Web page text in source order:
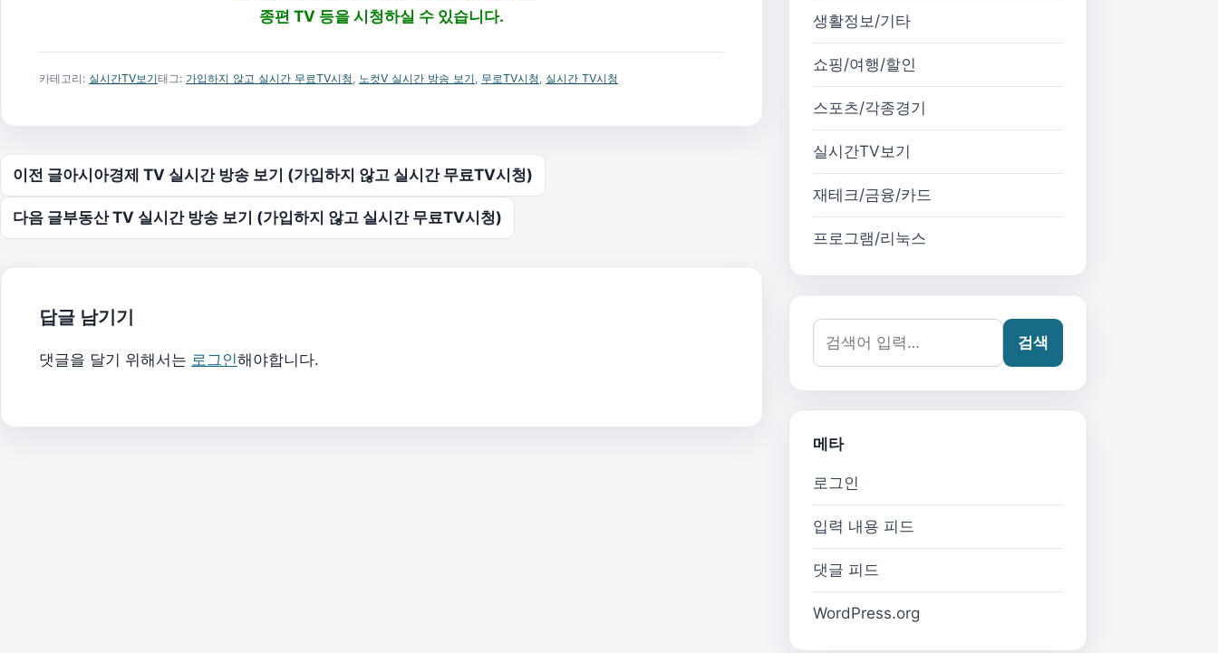
종편 TV 등을 시청하실 수 있습니다.
카테고리: 실시간TV보기태그: 가입하지 않고 실시간 무료TV시청 노컷V 실시간 방송 보기 무로TV시청 실시간 TV시청
글 탐색
이전 글아시아경제 TV 실시간 방송 보기 (가입하지 않고 실시간 무료TV시청)
다음 글부동산 TV 실시간 방송 보기 (가입하지 않고 실시간 무료TV시청)
답글 남기기
댓글을 달기 위해서는 로그인해야합니다.
생활정보/기타
쇼핑/여행/할인
스포츠/각종경기
실시간TV보기
재테크/금융/카드
프로그램/리눅스
검색어:
검색
메타
로그인
입력 내용 피드
댓글 피드
WordPress.org